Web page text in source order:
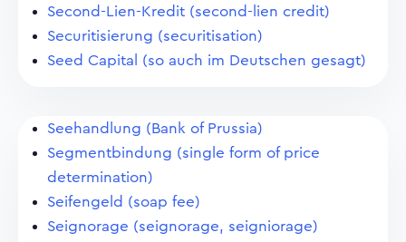
Second-Lien-Kredit (second-lien credit)
Securitisierung (securitisation)
Seed Capital (so auch im Deutschen gesagt)
Seehandlung (Bank of Prussia)
Segmentbindung (single form of price
determination)
Seifengeld (soap fee)
Seignorage (seignorage, seigniorage)